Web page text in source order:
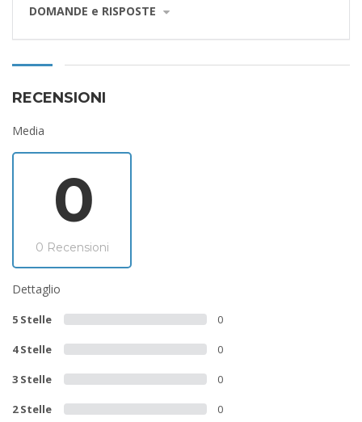
DOMANDE e RISPOSTE
RECENSIONI
Media
0
0 Recensioni
Dettaglio
5 Stelle 0
4 Stelle 0
3 Stelle 0
2 Stelle 0